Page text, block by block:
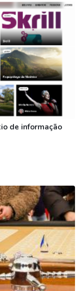
de informação